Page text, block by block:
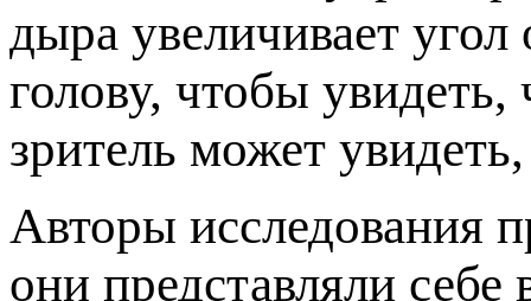
дыра увеличивает
голову, чтобы
зритель может
Авторы исследования
они представляли